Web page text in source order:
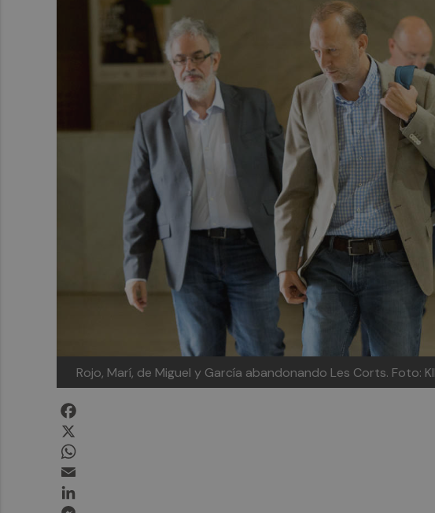
Rojo, Marí, de Miguel y García abandonando Les Corts. Foto: